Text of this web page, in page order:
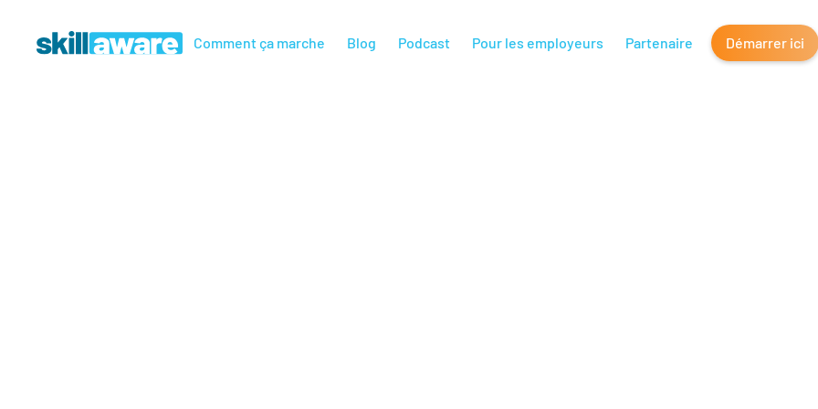
Comment ça marche Blog Podcast Pour les employeurs Partenaire Démarrer ici